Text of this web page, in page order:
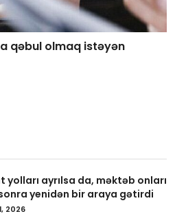
qəbul olmaq istəyən
yolları ayrılsa da, məktəb onları
yenidən bir araya gətirdi
2026